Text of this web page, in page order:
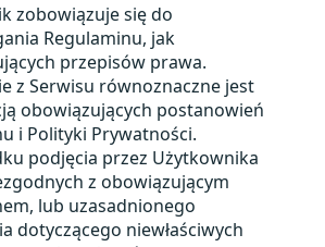
zobowiązuje się do
Regulaminu, jak
przepisów prawa.
z Serwisu równoznaczne jest
obowiązujących postanowień
i Polityki Prywatności.
podjęcia przez Użytkownika
z obowiązującym
lub uzasadnionego
dotyczącego niewłaściwych